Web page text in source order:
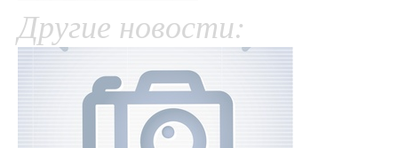
Другие новости: